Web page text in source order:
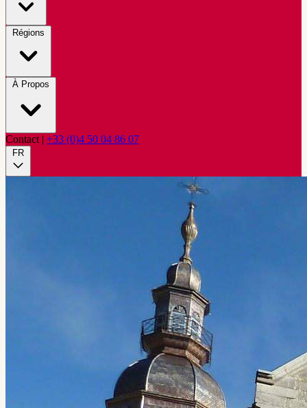
Régions
À Propos
Contact | +33 (0)4 50 04 86 07
FR